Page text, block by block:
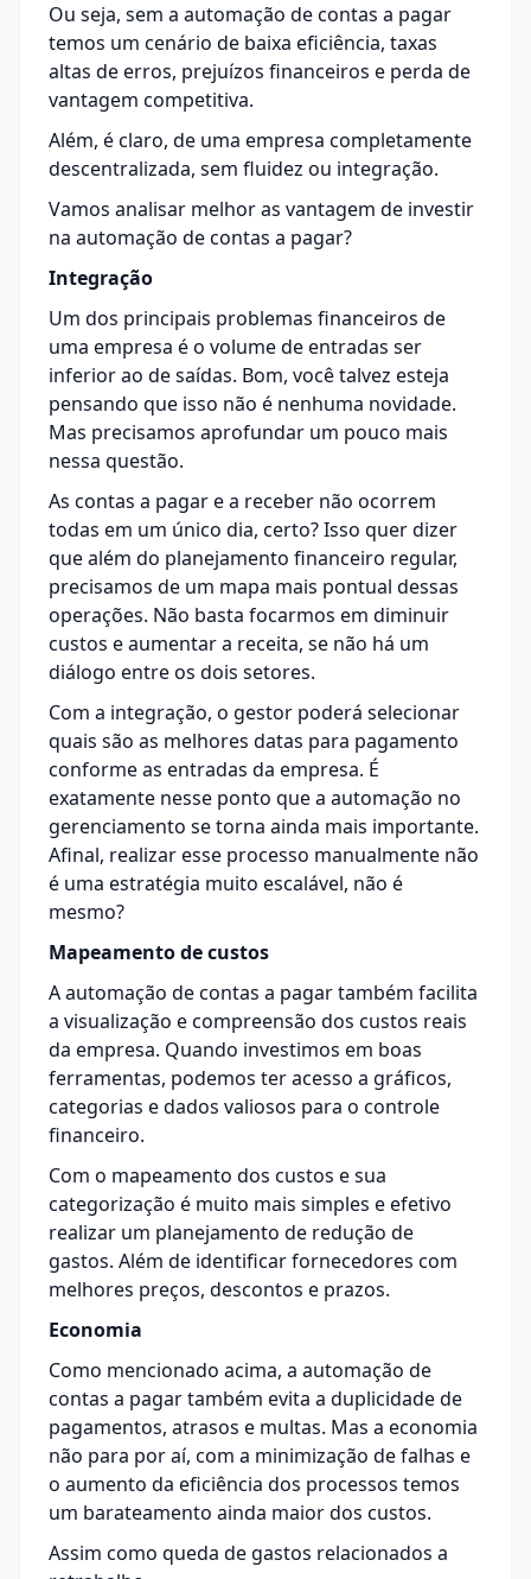
Ou seja, sem a automação de contas a pagar
temos um cenário de baixa eficiência, taxas
altas de erros, prejuízos financeiros e perda de
vantagem competitiva.
Além, é claro, de uma empresa completamente
descentralizada, sem fluidez ou integração.
Vamos analisar melhor as vantagem de investir
na automação de contas a pagar?
Integração
Um dos principais problemas financeiros de
uma empresa é o volume de entradas ser
inferior ao de saídas. Bom, você talvez esteja
pensando que isso não é nenhuma novidade.
Mas precisamos aprofundar um pouco mais
nessa questão.
As contas a pagar e a receber não ocorrem
todas em um único dia, certo? Isso quer dizer
que além do planejamento financeiro regular,
precisamos de um mapa mais pontual dessas
operações. Não basta focarmos em diminuir
custos e aumentar a receita, se não há um
diálogo entre os dois setores.
Com a integração, o gestor poderá selecionar
quais são as melhores datas para pagamento
conforme as entradas da empresa. É
exatamente nesse ponto que a automação no
gerenciamento se torna ainda mais importante.
Afinal, realizar esse processo manualmente não
é uma estratégia muito escalável, não é
mesmo?
Mapeamento de custos
A automação de contas a pagar também facilita
a visualização e compreensão dos custos reais
da empresa. Quando investimos em boas
ferramentas, podemos ter acesso a gráficos,
categorias e dados valiosos para o controle
financeiro.
Com o mapeamento dos custos e sua
categorização é muito mais simples e efetivo
realizar um planejamento de redução de
gastos. Além de identificar fornecedores com
melhores preços, descontos e prazos.
Economia
Como mencionado acima, a automação de
contas a pagar também evita a duplicidade de
pagamentos, atrasos e multas. Mas a economia
não para por aí, com a minimização de falhas e
o aumento da eficiência dos processos temos
um barateamento ainda maior dos custos.
Assim como queda de gastos relacionados a